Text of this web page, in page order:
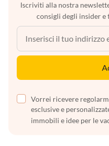
Iscriviti alla nostra
consigli degli insider e
Vorrei ricevere
esclusive e
immobili e idee per le